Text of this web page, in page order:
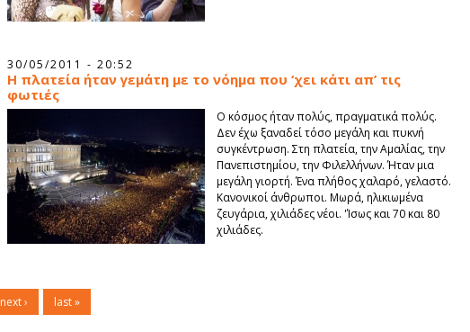
30/05/2011 - 20:52
Η πλατεία ήταν γεμάτη με το νόημα που ‘χει κάτι απ’ τις
φωτιές
Ο κόσμος ήταν πολύς, πραγματικά πολύς.
Δεν έχω ξαναδεί τόσο μεγάλη και πυκνή
συγκέντρωση. Στη πλατεία, την Αμαλίας, την
Πανεπιστημίου, την Φιλελλήνων. Ήταν μια
μεγάλη γιορτή. Ένα πλήθος χαλαρό, γελαστό.
Κανονικοί άνθρωποι. Μωρά, ηλικιωμένα
ζευγάρια, χιλιάδες νέοι. 'Ίσως και 70 και 80
χιλιάδες.
next › last »